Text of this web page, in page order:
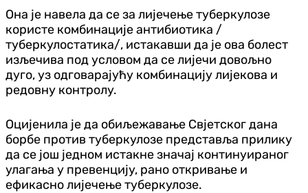
Она је навела да се за лијечење туберкулозе
користе комбинације антибиотика /
туберкулостатика/, истакавши да је ова болест
изљечива под условом да се лијечи довољно
дуго, уз одговарајућу комбинацију лијекова и
редовну контролу.
Оцијенила је да обиљежавање Свјетског дана
борбе против туберкулозе представља прилику
да се још једном истакне значај континуираног
улагања у превенцију, рано откривање и
ефикасно лијечење туберкулозе.